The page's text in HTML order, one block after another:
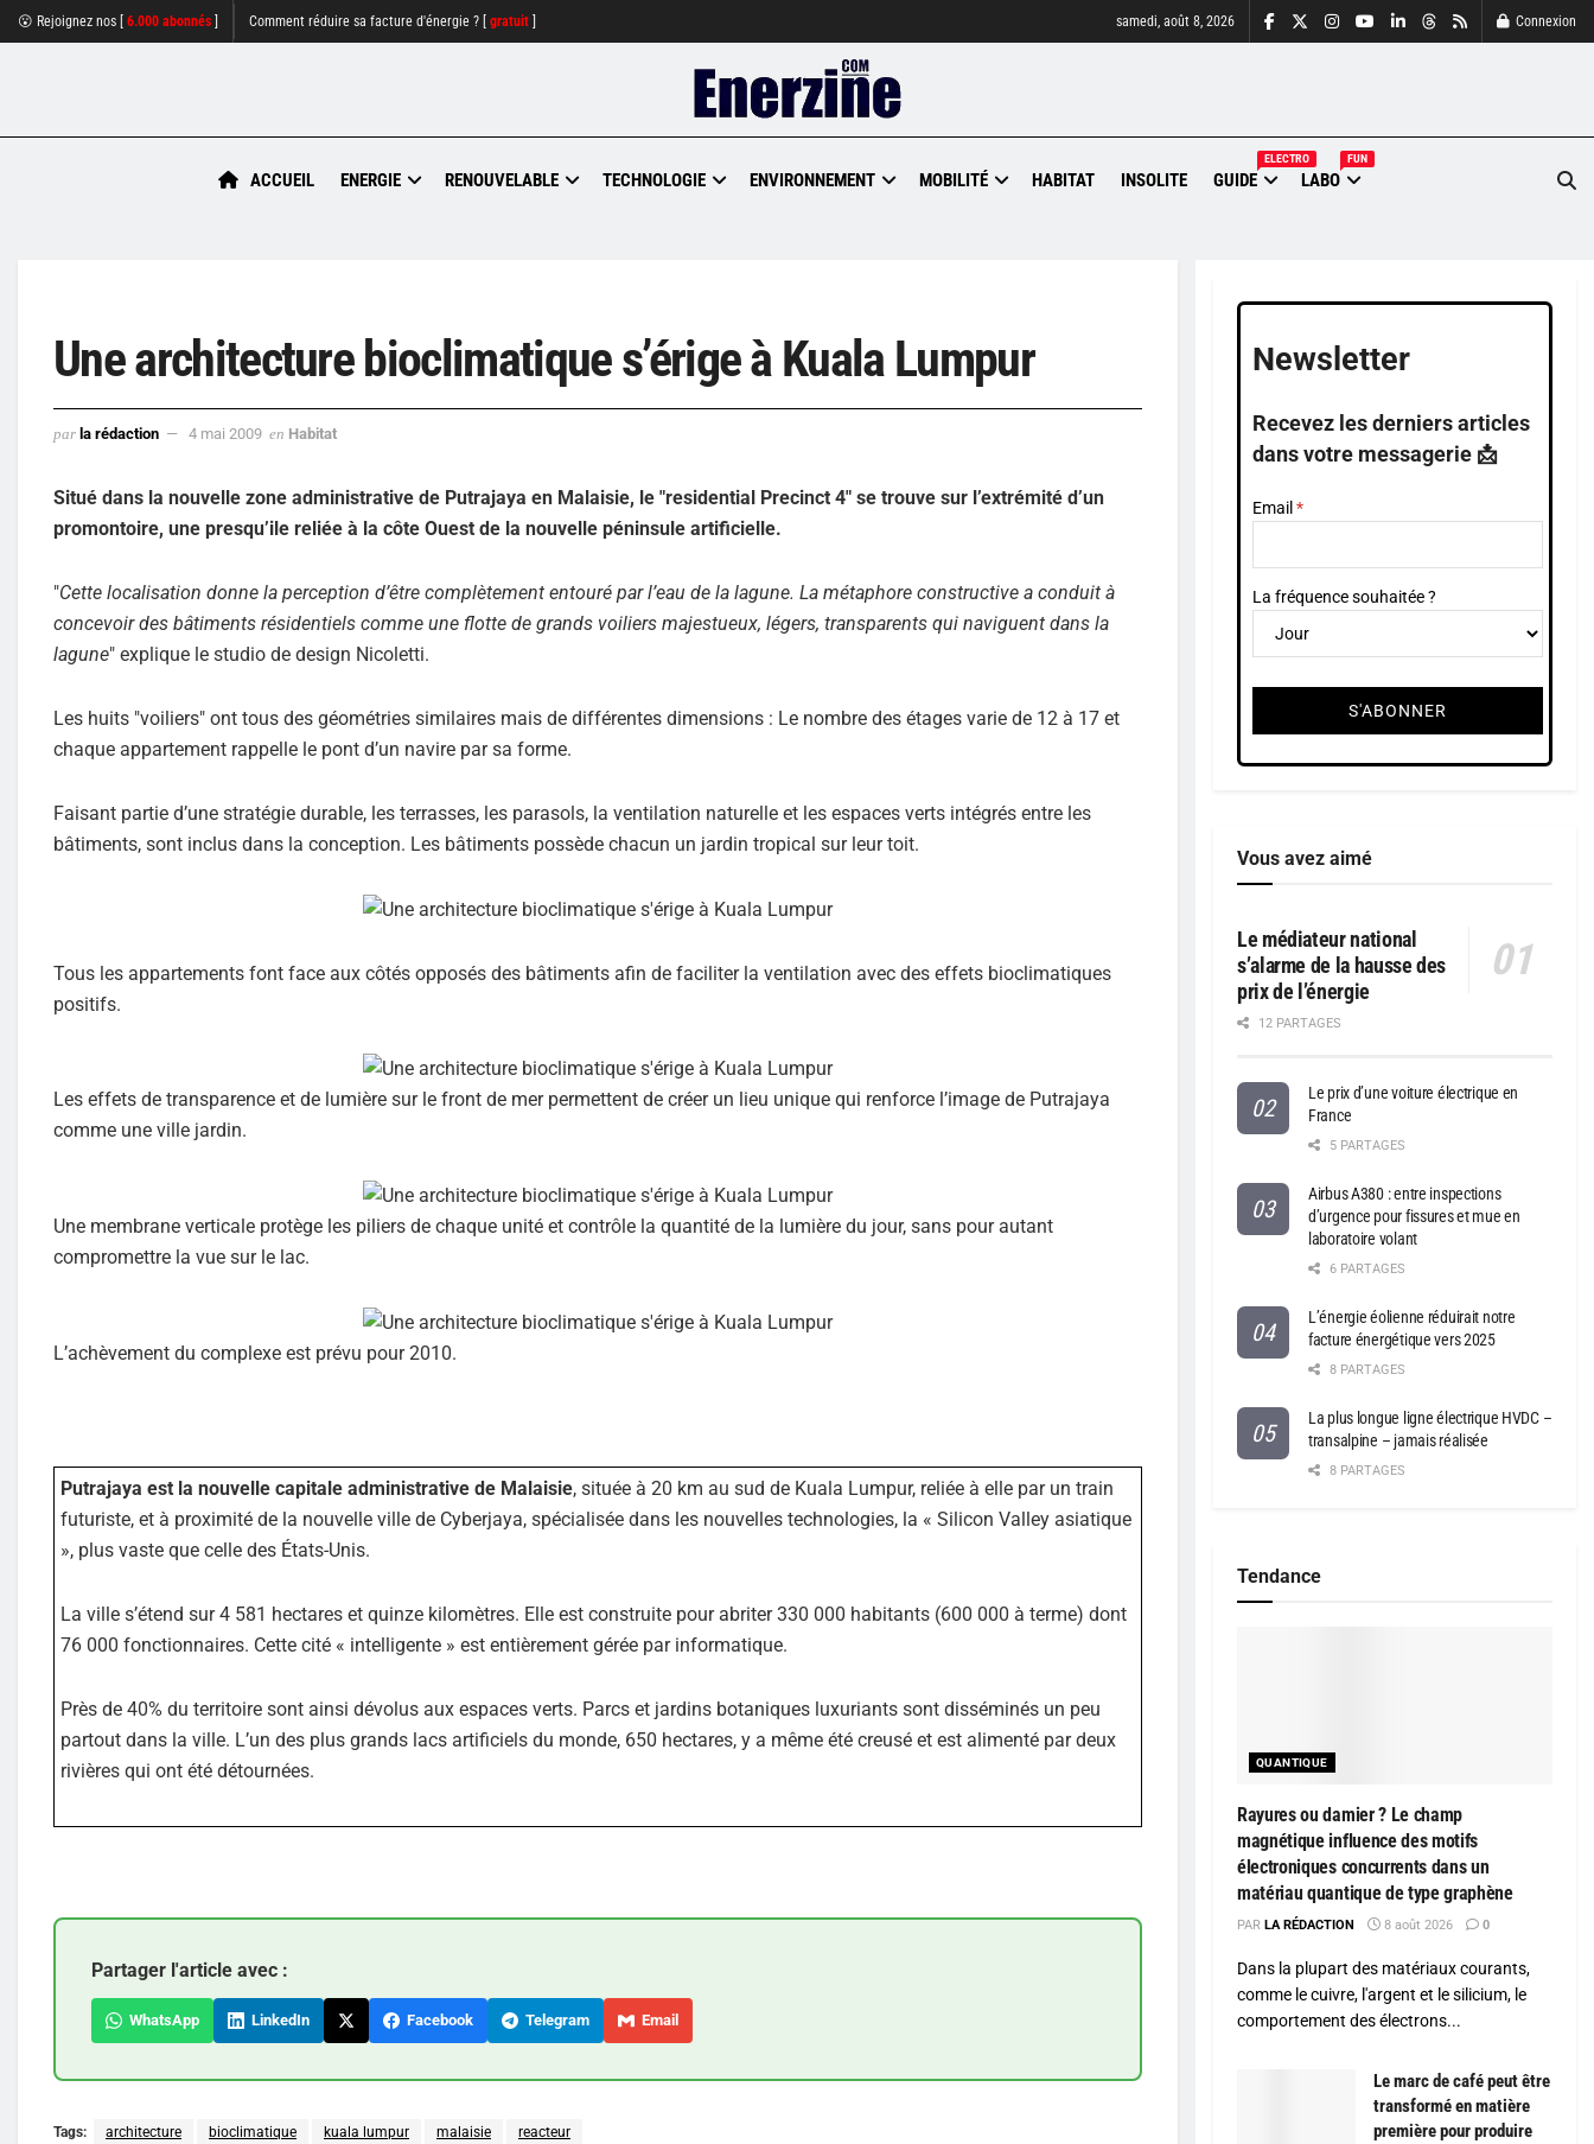
😮 Rejoignez nos [ 6.000 abonnés Comment réduire sa facture d'énergie ? [ gratuit samedi, août 8, 2026 Connexion
ACCUEIL ENERGIE RENOUVELABLE TECHNOLOGIE ENVIRONNEMENT MOBILITÉ HABITAT INSOLITE GUIDE
ELECTRO
LABO
FUN
Une architecture bioclimatique s’érige à Kuala Lumpur
par la rédaction 4 mai 2009 en Habitat
Situé dans la nouvelle zone administrative de Putrajaya en Malaisie, le "residential Precinct 4" se trouve sur l’extrémité d’un
promontoire, une presqu’ile reliée à la côte Ouest de la nouvelle péninsule artificielle.
"Cette localisation donne la perception d’être complètement entouré par l’eau de la lagune. La métaphore constructive a conduit à
concevoir des bâtiments résidentiels comme une flotte de grands voiliers majestueux, légers, transparents qui naviguent dans la
lagune" explique le studio de design Nicoletti.
Les huits "voiliers" ont tous des géométries similaires mais de différentes dimensions : Le nombre des étages varie de 12 à 17 et
chaque appartement rappelle le pont d’un navire par sa forme.
Faisant partie d’une stratégie durable, les terrasses, les parasols, la ventilation naturelle et les espaces verts intégrés entre les
bâtiments, sont inclus dans la conception. Les bâtiments possède chacun un jardin tropical sur leur toit.
Tous les appartements font face aux côtés opposés des bâtiments afin de faciliter la ventilation avec des effets bioclimatiques
positifs.
Les effets de transparence et de lumière sur le front de mer permettent de créer un lieu unique qui renforce l’image de Putrajaya
comme une ville jardin.
Une membrane verticale protège les piliers de chaque unité et contrôle la quantité de la lumière du jour, sans pour autant
compromettre la vue sur le lac.
L’achèvement du complexe est prévu pour 2010.
Putrajaya est la nouvelle capitale administrative de Malaisie, située à 20 km au sud de Kuala Lumpur, reliée à elle par un train
futuriste, et à proximité de la nouvelle ville de Cyberjaya, spécialisée dans les nouvelles technologies, la « Silicon Valley asiatique
», plus vaste que celle des États-Unis.
La ville s’étend sur 4 581 hectares et quinze kilomètres. Elle est construite pour abriter 330 000 habitants (600 000 à terme) dont
76 000 fonctionnaires. Cette cité « intelligente » est entièrement gérée par informatique.
Près de 40% du territoire sont ainsi dévolus aux espaces verts. Parcs et jardins botaniques luxuriants sont disséminés un peu
partout dans la ville. L’un des plus grands lacs artificiels du monde, 650 hectares, y a même été creusé et est alimenté par deux
rivières qui ont été détournées.
Partager l'article avec :
WhatsApp LinkedIn Facebook Telegram Email
Tags: architecture bioclimatique kuala lumpur malaisie reacteur
Newsletter
Recevez les derniers articles
dans votre messagerie 📩
Email
La fréquence souhaitée ?
Vous avez aimé
Le médiateur national
s’alarme de la hausse des
prix de l’énergie
12 PARTAGES
Le prix d’une voiture électrique en
France
5 PARTAGES
Airbus A380 : entre inspections
d’urgence pour fissures et mue en
laboratoire volant
6 PARTAGES
L’énergie éolienne réduirait notre
facture énergétique vers 2025
8 PARTAGES
La plus longue ligne électrique HVDC –
transalpine – jamais réalisée
8 PARTAGES
Tendance
QUANTIQUE
Rayures ou damier ? Le champ
magnétique influence des motifs
électroniques concurrents dans un
matériau quantique de type graphène
PAR LA RÉDACTION 8 août 2026 0
Dans la plupart des matériaux courants,
comme le cuivre, l'argent et le silicium, le
comportement des électrons...
Le marc de café peut être
transformé en matière
première pour produire